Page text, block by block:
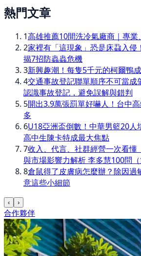
熱門文章
1高雄推薦10間洗冷氣廠商｜專
2家裡有「這現象」恐是床蝨入
揭7招防蟲蟲危機
3新興趣潮！每隻5千元的柯爾鴨
4交通事故登記聯單順序不可當成
認識事故登記，避免誤解與錯判
5開出3.9萬張罰單好嚇人！台中
多
6U18亞洲盃倒數！中華男籃20
高中生陳卡特成最大焦點
7收入、代言、社群經營一次看
與市場影響力解析 李多慧100問（
8倉鼠得了皮膚病怎麼辦？除因過
意這些小細節
‹ ›
合作夥伴